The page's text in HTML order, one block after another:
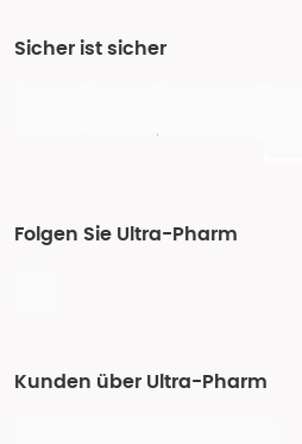
Sicher ist sicher
Folgen Sie Ultra-Pharm
Kunden über Ultra-Pharm